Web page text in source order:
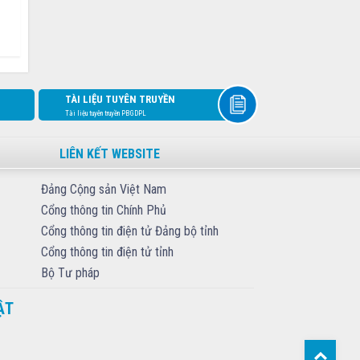
TÀI LIỆU TUYÊN TRUYỀN
Tài liệu tuyên truyền PBGDPL
LIÊN KẾT WEBSITE
Đảng Cộng sản Việt Nam
Cổng thông tin Chính Phủ
Cổng thông tin điện tử Đảng bộ tỉnh
Cổng thông tin điện tử tỉnh
Bộ Tư pháp